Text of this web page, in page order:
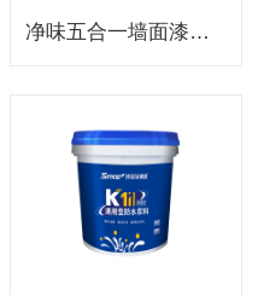
净味五合一墙面漆（蓝色版）